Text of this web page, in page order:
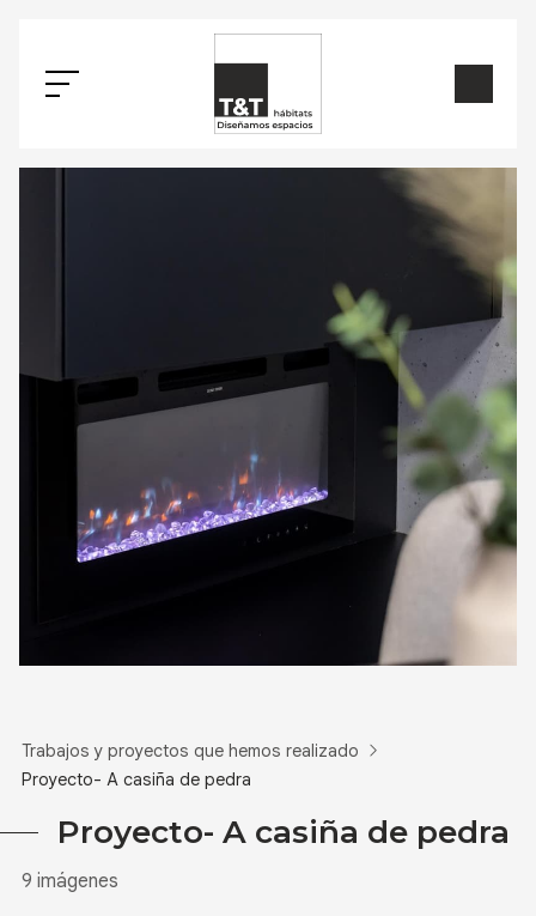
Trabajos y proyectos que hemos realizado
Proyecto- A casiña de pedra
Proyecto- A casiña de pedra
9 imágenes